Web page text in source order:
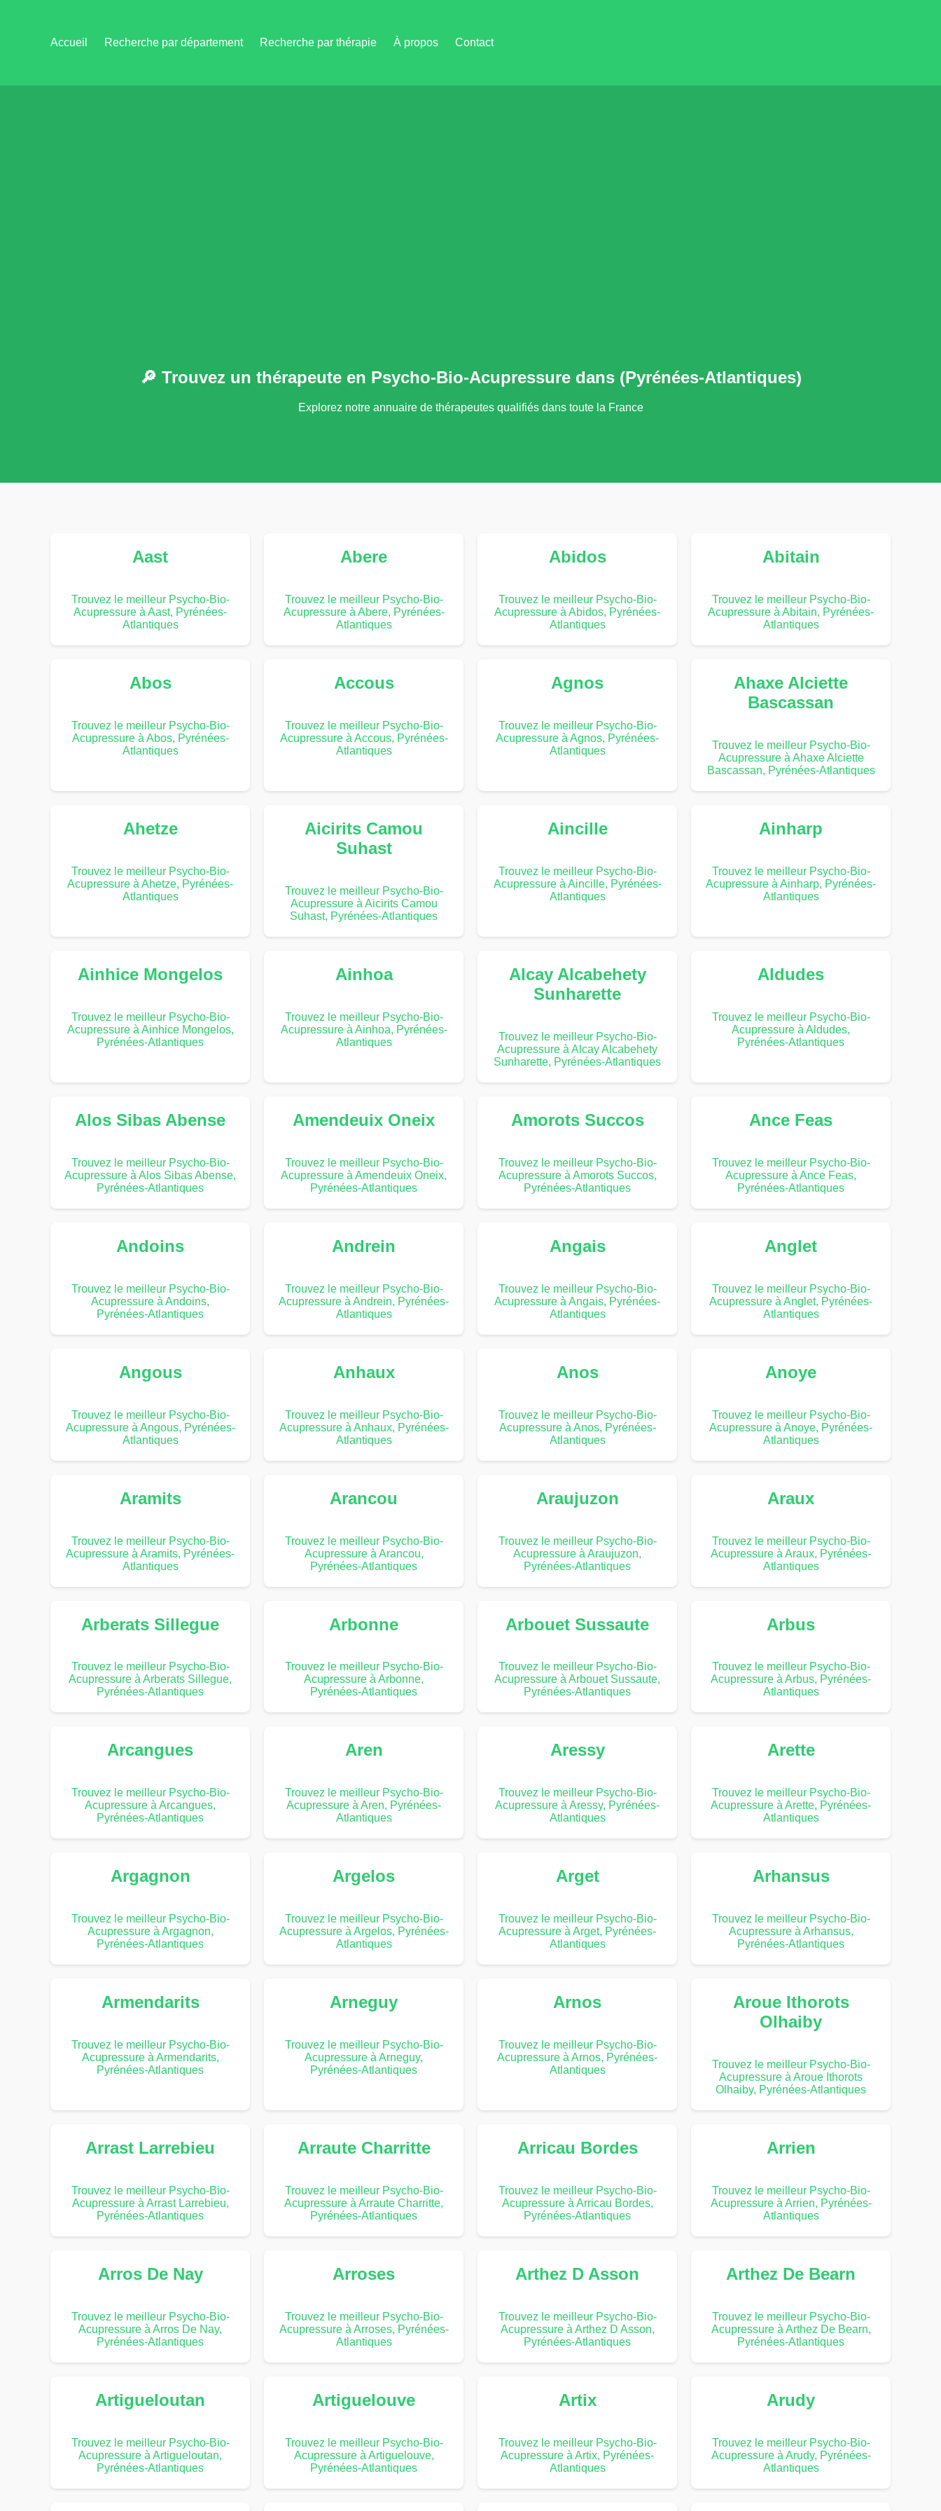
Accueil Recherche par département Recherche par thérapie À propos Contact
🔎 Trouvez un thérapeute en Psycho-Bio-Acupressure dans (Pyrénées-Atlantiques)
Explorez notre annuaire de thérapeutes qualifiés dans toute la France
Aast
Trouvez le meilleur Psycho-Bio-
Acupressure à Aast, Pyrénées-
Atlantiques
Abere
Trouvez le meilleur Psycho-Bio-
Acupressure à Abere, Pyrénées-
Atlantiques
Abidos
Trouvez le meilleur Psycho-Bio-
Acupressure à Abidos, Pyrénées-
Atlantiques
Abitain
Trouvez le meilleur Psycho-Bio-
Acupressure à Abitain, Pyrénées-
Atlantiques
Abos
Trouvez le meilleur Psycho-Bio-
Acupressure à Abos, Pyrénées-
Atlantiques
Accous
Trouvez le meilleur Psycho-Bio-
Acupressure à Accous, Pyrénées-
Atlantiques
Agnos
Trouvez le meilleur Psycho-Bio-
Acupressure à Agnos, Pyrénées-
Atlantiques
Ahaxe Alciette
Bascassan
Trouvez le meilleur Psycho-Bio-
Acupressure à Ahaxe Alciette
Bascassan, Pyrénées-Atlantiques
Ahetze
Trouvez le meilleur Psycho-Bio-
Acupressure à Ahetze, Pyrénées-
Atlantiques
Aicirits Camou
Suhast
Trouvez le meilleur Psycho-Bio-
Acupressure à Aicirits Camou
Suhast, Pyrénées-Atlantiques
Aincille
Trouvez le meilleur Psycho-Bio-
Acupressure à Aincille, Pyrénées-
Atlantiques
Ainharp
Trouvez le meilleur Psycho-Bio-
Acupressure à Ainharp, Pyrénées-
Atlantiques
Ainhice Mongelos
Trouvez le meilleur Psycho-Bio-
Acupressure à Ainhice Mongelos,
Pyrénées-Atlantiques
Ainhoa
Trouvez le meilleur Psycho-Bio-
Acupressure à Ainhoa, Pyrénées-
Atlantiques
Alcay Alcabehety
Sunharette
Trouvez le meilleur Psycho-Bio-
Acupressure à Alcay Alcabehety
Sunharette, Pyrénées-Atlantiques
Aldudes
Trouvez le meilleur Psycho-Bio-
Acupressure à Aldudes,
Pyrénées-Atlantiques
Alos Sibas Abense
Trouvez le meilleur Psycho-Bio-
Acupressure à Alos Sibas Abense,
Pyrénées-Atlantiques
Amendeuix Oneix
Trouvez le meilleur Psycho-Bio-
Acupressure à Amendeuix Oneix,
Pyrénées-Atlantiques
Amorots Succos
Trouvez le meilleur Psycho-Bio-
Acupressure à Amorots Succos,
Pyrénées-Atlantiques
Ance Feas
Trouvez le meilleur Psycho-Bio-
Acupressure à Ance Feas,
Pyrénées-Atlantiques
Andoins
Trouvez le meilleur Psycho-Bio-
Acupressure à Andoins,
Pyrénées-Atlantiques
Andrein
Trouvez le meilleur Psycho-Bio-
Acupressure à Andrein, Pyrénées-
Atlantiques
Angais
Trouvez le meilleur Psycho-Bio-
Acupressure à Angais, Pyrénées-
Atlantiques
Anglet
Trouvez le meilleur Psycho-Bio-
Acupressure à Anglet, Pyrénées-
Atlantiques
Angous
Trouvez le meilleur Psycho-Bio-
Acupressure à Angous, Pyrénées-
Atlantiques
Anhaux
Trouvez le meilleur Psycho-Bio-
Acupressure à Anhaux, Pyrénées-
Atlantiques
Anos
Trouvez le meilleur Psycho-Bio-
Acupressure à Anos, Pyrénées-
Atlantiques
Anoye
Trouvez le meilleur Psycho-Bio-
Acupressure à Anoye, Pyrénées-
Atlantiques
Aramits
Trouvez le meilleur Psycho-Bio-
Acupressure à Aramits, Pyrénées-
Atlantiques
Arancou
Trouvez le meilleur Psycho-Bio-
Acupressure à Arancou,
Pyrénées-Atlantiques
Araujuzon
Trouvez le meilleur Psycho-Bio-
Acupressure à Araujuzon,
Pyrénées-Atlantiques
Araux
Trouvez le meilleur Psycho-Bio-
Acupressure à Araux, Pyrénées-
Atlantiques
Arberats Sillegue
Trouvez le meilleur Psycho-Bio-
Acupressure à Arberats Sillegue,
Pyrénées-Atlantiques
Arbonne
Trouvez le meilleur Psycho-Bio-
Acupressure à Arbonne,
Pyrénées-Atlantiques
Arbouet Sussaute
Trouvez le meilleur Psycho-Bio-
Acupressure à Arbouet Sussaute,
Pyrénées-Atlantiques
Arbus
Trouvez le meilleur Psycho-Bio-
Acupressure à Arbus, Pyrénées-
Atlantiques
Arcangues
Trouvez le meilleur Psycho-Bio-
Acupressure à Arcangues,
Pyrénées-Atlantiques
Aren
Trouvez le meilleur Psycho-Bio-
Acupressure à Aren, Pyrénées-
Atlantiques
Aressy
Trouvez le meilleur Psycho-Bio-
Acupressure à Aressy, Pyrénées-
Atlantiques
Arette
Trouvez le meilleur Psycho-Bio-
Acupressure à Arette, Pyrénées-
Atlantiques
Argagnon
Trouvez le meilleur Psycho-Bio-
Acupressure à Argagnon,
Pyrénées-Atlantiques
Argelos
Trouvez le meilleur Psycho-Bio-
Acupressure à Argelos, Pyrénées-
Atlantiques
Arget
Trouvez le meilleur Psycho-Bio-
Acupressure à Arget, Pyrénées-
Atlantiques
Arhansus
Trouvez le meilleur Psycho-Bio-
Acupressure à Arhansus,
Pyrénées-Atlantiques
Armendarits
Trouvez le meilleur Psycho-Bio-
Acupressure à Armendarits,
Pyrénées-Atlantiques
Arneguy
Trouvez le meilleur Psycho-Bio-
Acupressure à Arneguy,
Pyrénées-Atlantiques
Arnos
Trouvez le meilleur Psycho-Bio-
Acupressure à Arnos, Pyrénées-
Atlantiques
Aroue Ithorots
Olhaiby
Trouvez le meilleur Psycho-Bio-
Acupressure à Aroue Ithorots
Olhaiby, Pyrénées-Atlantiques
Arrast Larrebieu
Trouvez le meilleur Psycho-Bio-
Acupressure à Arrast Larrebieu,
Pyrénées-Atlantiques
Arraute Charritte
Trouvez le meilleur Psycho-Bio-
Acupressure à Arraute Charritte,
Pyrénées-Atlantiques
Arricau Bordes
Trouvez le meilleur Psycho-Bio-
Acupressure à Arricau Bordes,
Pyrénées-Atlantiques
Arrien
Trouvez le meilleur Psycho-Bio-
Acupressure à Arrien, Pyrénées-
Atlantiques
Arros De Nay
Trouvez le meilleur Psycho-Bio-
Acupressure à Arros De Nay,
Pyrénées-Atlantiques
Arroses
Trouvez le meilleur Psycho-Bio-
Acupressure à Arroses, Pyrénées-
Atlantiques
Arthez D Asson
Trouvez le meilleur Psycho-Bio-
Acupressure à Arthez D Asson,
Pyrénées-Atlantiques
Arthez De Bearn
Trouvez le meilleur Psycho-Bio-
Acupressure à Arthez De Bearn,
Pyrénées-Atlantiques
Artigueloutan
Trouvez le meilleur Psycho-Bio-
Acupressure à Artigueloutan,
Pyrénées-Atlantiques
Artiguelouve
Trouvez le meilleur Psycho-Bio-
Acupressure à Artiguelouve,
Pyrénées-Atlantiques
Artix
Trouvez le meilleur Psycho-Bio-
Acupressure à Artix, Pyrénées-
Atlantiques
Arudy
Trouvez le meilleur Psycho-Bio-
Acupressure à Arudy, Pyrénées-
Atlantiques